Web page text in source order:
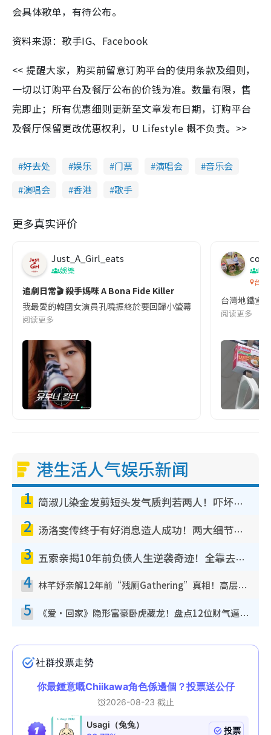
会具体歌单，有待公布。
资料来源：歌手IG、Facebook
<< 提醒大家，购买前留意订购平台的使用条款及细则，
一切以订购平台及餐厅公布的价钱为准。数量有限，售
完即止；所有优惠细则更新至文章发布日期，订购平台
及餐厅保留更改优惠权利，U Lifestyle 概不负责。>>
好去处 娱乐 门票 演唱会
音乐会
演唱会
香港 歌手
更多真实评价
Just_A_Girl_eats
娛樂
追劇日常🎬 殺手媽咪 A Bona Fide Killer
我最愛的韓國女演員孔曉振終於要回歸小螢幕啦!這次的劇本改編
阅读更多
co
吹
台灣
台灣地鐵宣
阅读更多
港生活人气娱乐新闻
1 简淑儿染金发剪短头发气质判若两人！吓坏老公麦大力都认不出：“你做什么？”
2 汤洛雯传终于有好消息造人成功！两大细节曝孕味极浓引猜测：大肚婆先会咁！
3 五索亲揭10年前负债人生逆袭奇迹！全靠去一地方转运后即遇上马先生
4 林芊妤亲解12年前“残厕Gathering”真相！高层解约一句话重创尊严，至今拒返TVB
5 《爱·回家》隐形富豪卧虎藏龙！盘点12位财气逼人的有钱艺人：这位美女3亿身家不愁做